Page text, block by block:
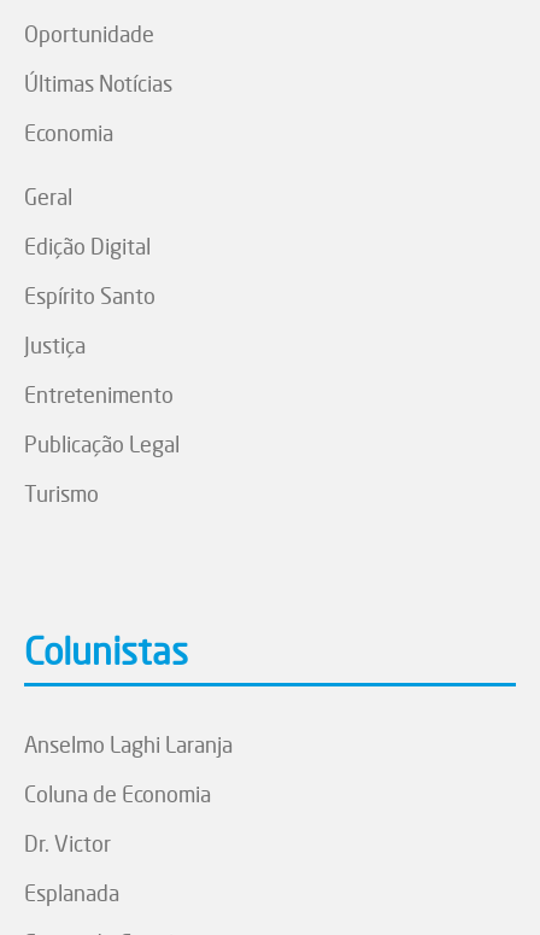
Oportunidade
Últimas Notícias
Economia
Geral
Edição Digital
Espírito Santo
Justiça
Entretenimento
Publicação Legal
Turismo
Colunistas
Anselmo Laghi Laranja
Coluna de Economia
Dr. Victor
Esplanada